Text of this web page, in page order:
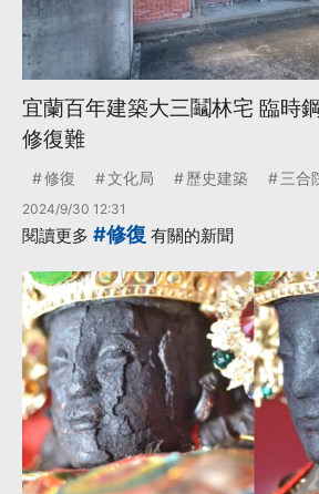
宜蘭百年建築大三鬮林宅 臨時
修復難
修復 文化局 歷史建築 三合
2024/9/30 12:31
閱讀更多 #修復 有關的新聞